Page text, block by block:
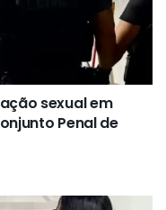
sexual em
Penal de